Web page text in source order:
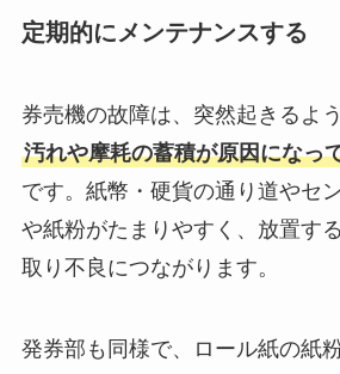
定期的にメンテナンスする
券売機の故障は、突然起きるよ
汚れや摩耗の蓄積が原因になっ
です。紙幣・硬貨の通り道やセ
や紙粉がたまりやすく、放置す
取り不良につながります。
発券部も同様で、ロール紙の紙